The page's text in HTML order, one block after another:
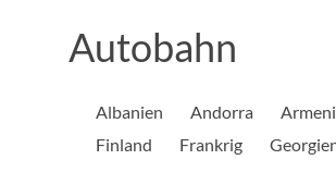
Autobahn
Albanien Andorra
Finland
Frankrig